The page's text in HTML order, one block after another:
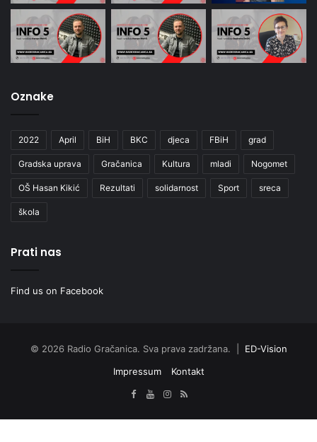
Oznake
2022 April BiH BKC djeca FBiH grad
Gradska uprava Gračanica Kultura mladi Nogomet
OŠ Hasan Kikić Rezultati solidarnost Sport sreca
škola
Prati nas
Find us on Facebook
© 2026 Radio Gračanica. Sva prava zadržana. | ED-Vision
Impressum
Kontakt